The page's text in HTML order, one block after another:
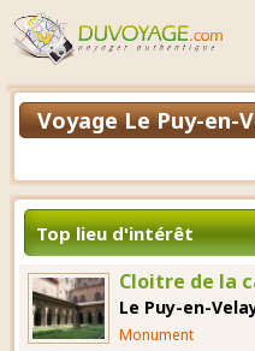
Voyage Le Puy-en-
Top lieu d'intérêt
Cloitre de la
Le Puy-en-
Monument